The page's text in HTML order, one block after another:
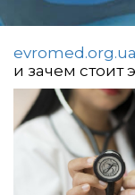
evromed.org.ua
и зачем стоит